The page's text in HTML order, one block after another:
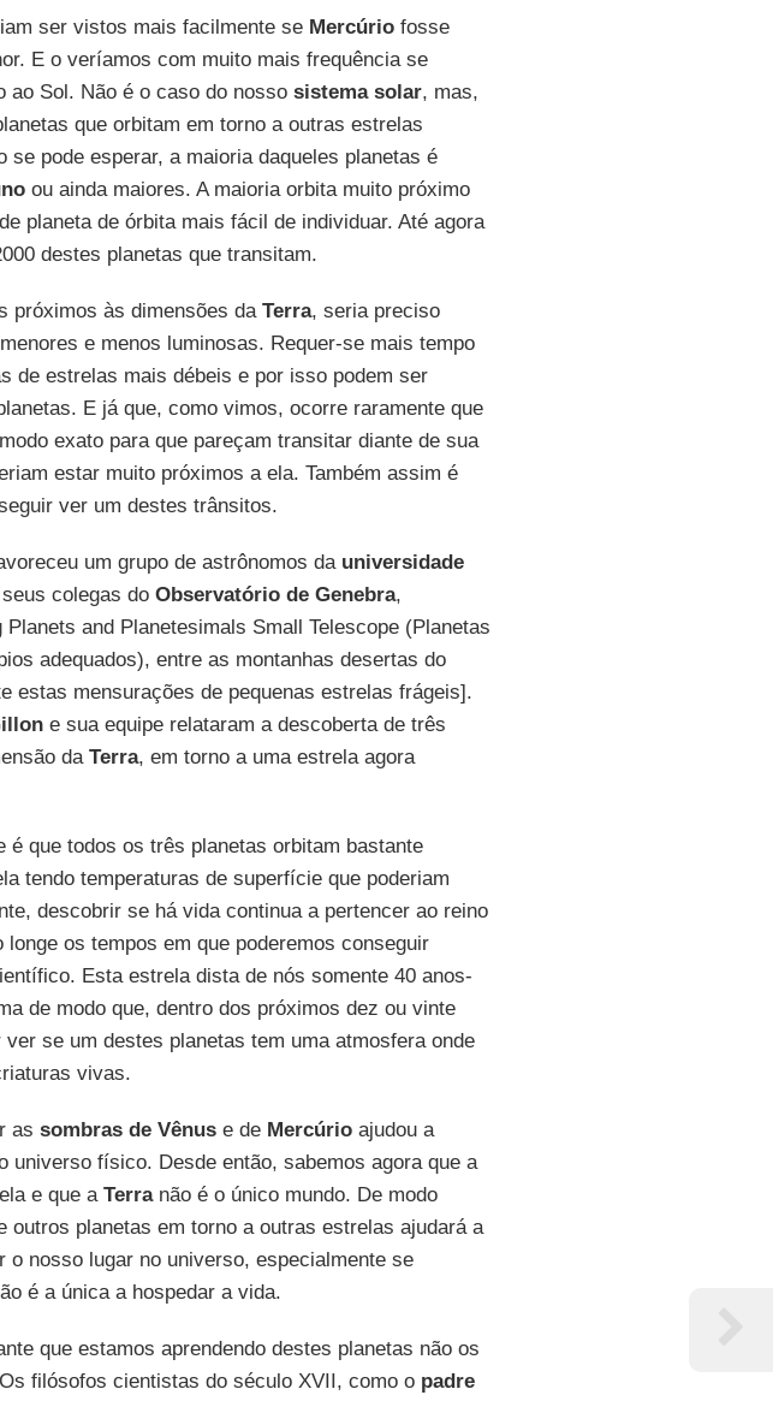
ser vistos mais facilmente se Mercúriofosse
E o veríamos com muito mais frequência se
ao Sol. Não é o caso do nosso sistema solar, mas,
que orbitam em torno a outras estrelas
se pode esperar, a maioria daqueles planetas é
ou ainda maiores. A maioria orbita muito próximo
planeta de órbita mais fácil de individuar. Até agora
destes planetas que transitam.
próximos às dimensões da Terra, seria preciso
e menos luminosas. Requer-se mais tempo
de estrelas mais débeis e por isso podem ser
E já que, como vimos, ocorre raramente que
exato para que pareçam transitar diante de sua
estar muito próximos a ela. Também assim é
ver um destes trânsitos.
um grupo de astrônomos da universidade
colegas do Observatório de Genebra,
and Planetesimals Small Telescope (Planetas
adequados), entre as montanhas desertas do
estas mensurações de pequenas estrelas frágeis].
e sua equipe relataram a descoberta de três
da Terra, em torno a uma estrela agora
é que todos os três planetas orbitam bastante
tendo temperaturas de superfície que poderiam
descobrir se há vida continua a pertencer ao reino
os tempos em que poderemos conseguir
Esta estrela dista de nós somente 40 anos-
de modo que, dentro dos próximos dez ou vinte
se um destes planetas tem uma atmosfera onde
vivas.
as sombras de Vênuse de Mercúrioajudou a
universo físico. Desde então, sabemos agora que a
e que a Terranão é o único mundo. De modo
outros planetas em torno a outras estrelas ajudará a
o nosso lugar no universo, especialmente se
é a única a hospedar a vida.
que estamos aprendendo destes planetas não os
filósofos cientistas do século XVII, como opadre